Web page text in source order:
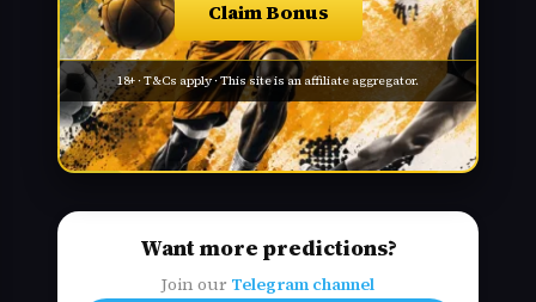
Claim Bonus
18+ · T&Cs apply · This site is an affiliate aggregator.
Want more predictions?
Join our Telegram channel